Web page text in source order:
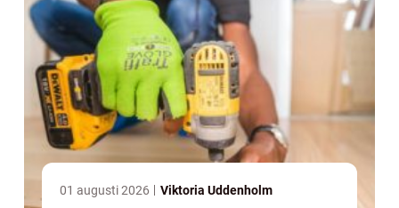
01 augusti 2026 Viktoria Uddenholm